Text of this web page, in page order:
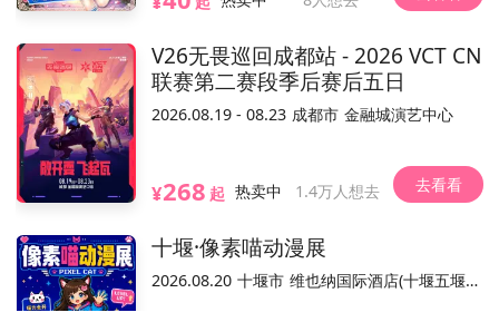
户，需要现场补票20元方可入场。
展览信息
展览日期：2018年7月27日（周五）-2018年10月7日（周
日）（每周一闭馆）
开馆时间：11:00~19:00（18:00最终入场，当日票18：00
展览地点：上海当代艺术博物馆Power Station of Art（上
海市黄浦区花园港路200号）
，活动内容和合规手续由主办方负责。温馨提示：本平台仅作为本
已结束
V26无畏巡回成都站 - 2026 VCT CN
联赛第二赛段季后赛后五日
2026.08.19 - 08.23 成都市 金融城演艺中心
¥268 起 热卖中 1.4万人想去 去看看
十堰·像素喵动漫展
2026.08.20 十堰市 维也纳国际酒店(十堰五堰步行街店)